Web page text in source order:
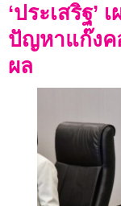
‘ประเสริฐ’
ปัญหาแก๊งค
ผล